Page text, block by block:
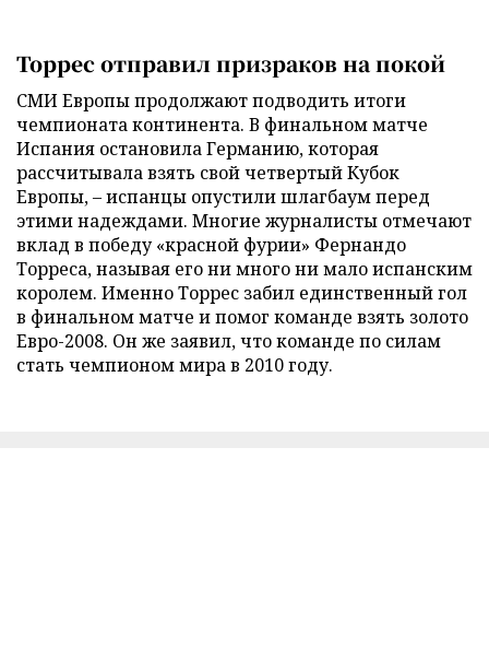
Торрес отправил призраков на покой
СМИ Европы продолжают подводить итоги
чемпионата континента. В финальном матче
Испания остановила Германию, которая
рассчитывала взять свой четвертый Кубок
Европы, – испанцы опустили шлагбаум перед
этими надеждами. Многие журналисты отмечают
вклад в победу «красной фурии» Фернандо
Торреса, называя его ни много ни мало испанским
королем. Именно Торрес забил единственный гол
в финальном матче и помог команде взять золото
Евро-2008. Он же заявил, что команде по силам
стать чемпионом мира в 2010 году.